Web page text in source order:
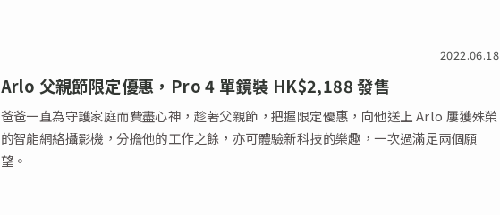
2022.06.18
Arlo 父親節限定優惠，Pro 4 單鏡裝 HK$2,188 發售
爸爸一直為守護家庭而費盡心神，趁著父親節，把握限定優惠，向他送上 Arlo 屢獲殊榮
的智能網絡攝影機，分擔他的工作之餘，亦可體驗新科技的樂趣，一次過滿足兩個願
望。